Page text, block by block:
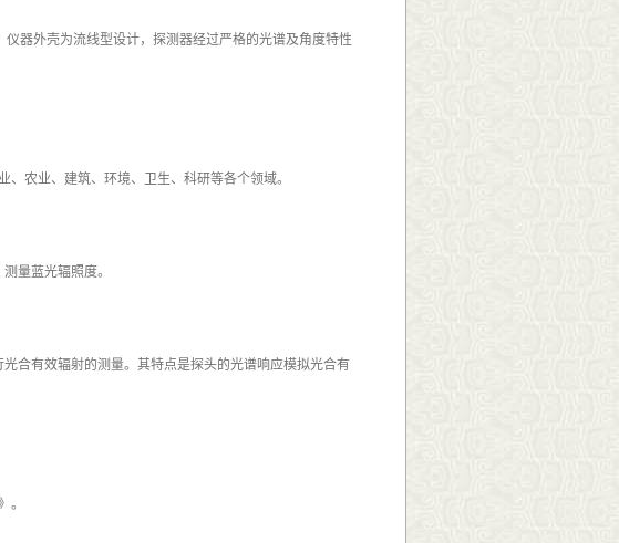
器外壳为流线型设计，探测器经过严格的光谱及角度特性
农业、建筑、环境、卫生、科研等各个领域。
量蓝光辐照度。
合有效辐射的测量。其特点是探头的光谱响应模拟光合有
。